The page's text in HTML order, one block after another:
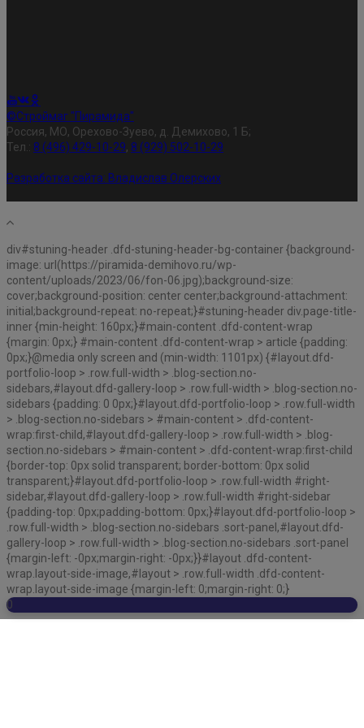
©Строймаг "Пирамида"
Россия, МО, Орехово-Зуево, д. Демихово, 1 Б;
Тел.: 8 (496) 429-10-29, 8 (929) 502-10-29
Разработка сайта: Владислав Олерских
div#stuning-header .dfd-stuning-header-bg-container {background-
image: url(https://piramida-demihovo.ru/wp-
content/uploads/2023/06/fon-06.jpg);background-size:
cover;background-position: center center;background-attachment:
initial;background-repeat: no-repeat;}#stuning-header div.page-title-
inner {min-height: 160px;}#main-content .dfd-content-wrap
{margin: 0px;} #main-content .dfd-content-wrap > article {padding:
0px;}@media only screen and (min-width: 1101px) {#layout.dfd-
portfolio-loop > .row.full-width > .blog-section.no-
sidebars,#layout.dfd-gallery-loop > .row.full-width > .blog-section.no-
sidebars {padding: 0 0px;}#layout.dfd-portfolio-loop > .row.full-width
> .blog-section.no-sidebars > #main-content > .dfd-content-
wrap:first-child,#layout.dfd-gallery-loop > .row.full-width > .blog-
section.no-sidebars > #main-content > .dfd-content-wrap:first-child
{border-top: 0px solid transparent; border-bottom: 0px solid
transparent;}#layout.dfd-portfolio-loop > .row.full-width #right-
sidebar,#layout.dfd-gallery-loop > .row.full-width #right-sidebar
{padding-top: 0px;padding-bottom: 0px;}#layout.dfd-portfolio-loop >
.row.full-width > .blog-section.no-sidebars .sort-panel,#layout.dfd-
gallery-loop > .row.full-width > .blog-section.no-sidebars .sort-panel
{margin-left: -0px;margin-right: -0px;}}#layout .dfd-content-
wrap.layout-side-image,#layout > .row.full-width .dfd-content-
wrap.layout-side-image {margin-left: 0;margin-right: 0;}
0